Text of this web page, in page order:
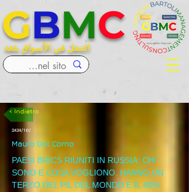
التنقل في الأسواق بثقة
GBMC
< Indietro
24‏/10‏/24
Mauro Del Corno
PAESI BRICS RIUNITI IN RUSSIA: CHI
SONO E COSA VOGLIONO. HANNO UN
TERZO DEL PIL DEL MONDO E IL 40%